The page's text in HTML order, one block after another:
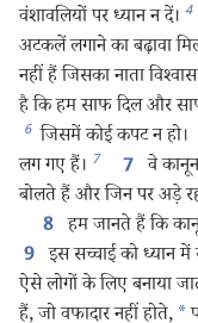
वंशावलियों पर ध्यान न दें। 4
अटकलें लगाने का बढ़ावा
नहीं हैं जिसका नाता
है कि हम साफ दिल और
6 जिसमें कोई कपट न हो।
लग गए हैं। 7 7 वे
बोलते हैं और जिन पर अड़े
8 हम जानते हैं कि
9 इस सच्चाई को ध्यान
ऐसे लोगों के लिए बनाया
हैं, जो वफादार नहीं होते, *